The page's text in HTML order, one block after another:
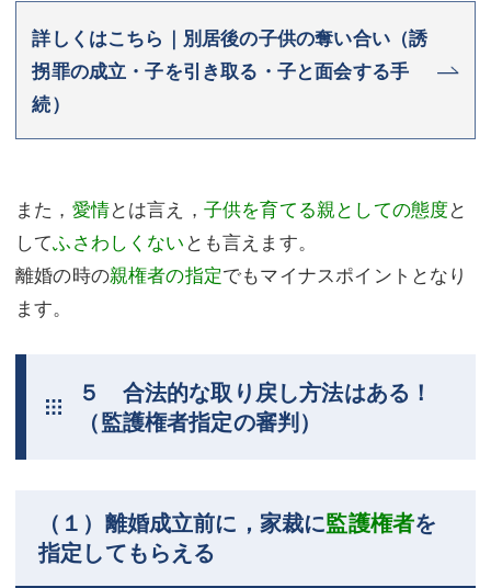
詳しくはこちら｜別居後の子供の奪い合い（誘
拐罪の成立・子を引き取る・子と面会する手
続）
また， 愛情とは言え， 子供を育てる親としての態度と
してふさわしくない とも言えます。
離婚の時の親権者の指定でもマイナスポイントとなり
ます。
５ 合法的な取り戻し方法はある！
（監護権者指定の審判）
（１）離婚成立前に，家裁に監護権者を
指定してもらえる